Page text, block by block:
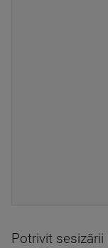
Potrivit